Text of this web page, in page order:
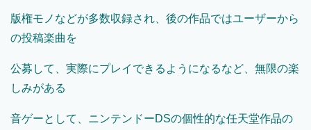
版権モノなどが多数収録され、後の作品ではユーザーから
の投稿楽曲を
公募して、実際にプレイできるようになるなど、無限の楽
しみがある
音ゲーとして、ニンテンドーDSの個性的な任天堂作品の